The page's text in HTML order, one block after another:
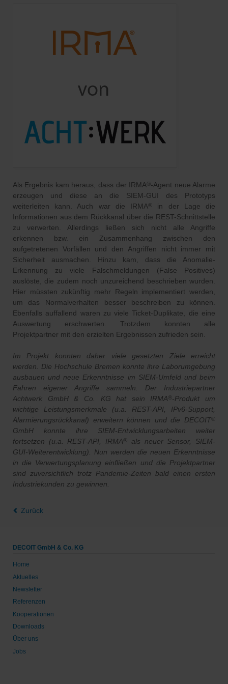
Als Ergebnis kam heraus, dass der IRMA ® -Agent neue Alarme
erzeugen und diese an die SIEM-GUI des Prototyps
weiterleiten kann. Auch war die IRMA ®
in der Lage die
Informationen aus dem Rückkanal über die REST-Schnittstelle
zu verwerten. Allerdings ließen sich nicht alle Angriffe
erkennen bzw. ein Zusammenhang zwischen den
aufgetretenen Vorfällen und den Angriffen nicht immer mit
Sicherheit ausmachen. Hinzu kam, dass die Anomalie-
Erkennung zu viele Falschmeldungen (False Positives)
auslöste, die zudem noch unzureichend beschrieben wurden.
Hier müssten zukünftig mehr Regeln implementiert werden,
um das Normalverhalten besser beschreiben zu können.
Ebenfalls auffallend waren zu viele Ticket-Duplikate, die eine
Auswertung erschwerten. Trotzdem konnten alle
Projektpartner mit den erzielten Ergebnissen zufrieden sein.
Im Projekt konnten daher viele gesetzten Ziele erreicht
werden. Die Hochschule Bremen konnte ihre Laborumgebung
ausbauen und neue Erkenntnisse im SIEM-Umfeld und beim
Fahren eigener Angriffe sammeln. Der Industriepartner
Achtwerk GmbH & Co. KG hat sein IRMA ® -Produkt um
wichtige Leistungsmerkmale (u.a. REST-API, IPv6-Support,
Alarmierungsrückkanal) erweitern können und die DECOIT ®
GmbH konnte ihre SIEM-Entwicklungsarbeiten weiter
fortsetzen (u.a. REST-API, IRMA ®
als neuer Sensor, SIEM-
GUI-Weiterentwicklung). Nun werden die neuen Erkenntnisse
in die Verwertungsplanung einfließen und die Projektpartner
sind zuversichtlich trotz Pandemie-Zeiten bald einen ersten
Industriekunden zu gewinnen.
Zurück
DECOIT GmbH & Co. KG
Home
Aktuelles
Newsletter
Referenzen
Kooperationen
Downloads
Über uns
Jobs